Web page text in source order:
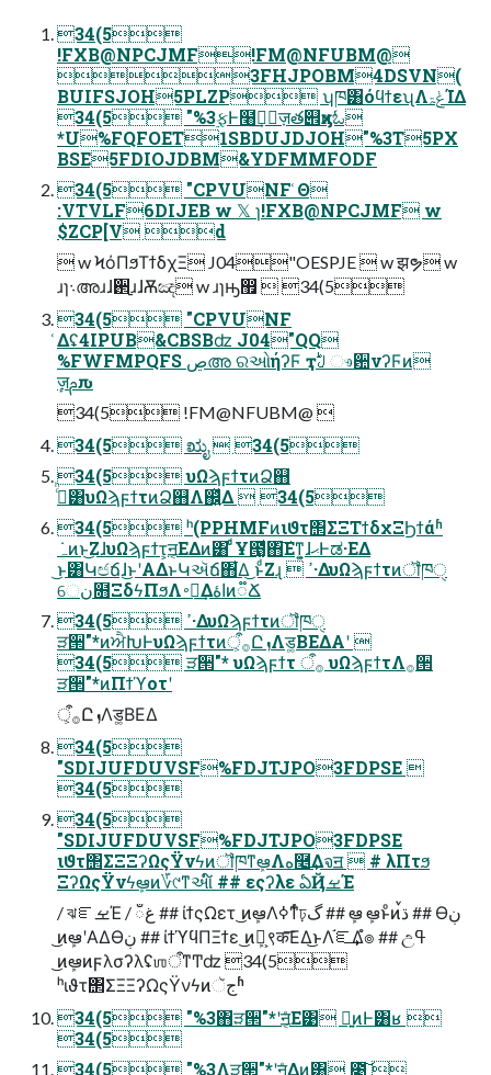
34(5
!FXB@NPCJMF!FM@NFUBM@
3FHJPOBM4DSVN(
BUIFSJOH5PLZP ʮཁ͸όϥϯεʯΛݟۃΊΔ
34(5 "%3࣮ફͰ໨ࢦٕ͢ज़త୎ӽͷಓ
*U%FQFOET1SBDUJDJOH"%3T5PX
BSE5FDIOJDBM&YDFMMFODF
34(5 "CPVUNF ͑Θ
:VTVLF6DIJEB w 𝕏 ɿ!FXB@NPCJMF w
$ZCP[V d
 w ϞόΠϧΤϯδχΞ J04"OESPJE  w झຯ w
ɹɿ܈അɹɺ઒࡚ɹɺѪඤ w ɹɿԣ඿  34(5
34(5 "CPVUNF
͑Δʢ4IPUB&CBSBʣ J04"QQ
%FWFMPQFS ڝഅ ରઓήʔϜ ҭࣇ ෳ਺νʔϜͷ
ٕज़ࢧԉ
34(5 !FM@NFUBM@ 
34(5 ಋೖ  34(5
34(5 υΩϡϝϯτͷՁ஋
ࢲͨͪ͸υΩϡϝϯτͷՁ஋Λ஌͍ͬͯΔ  34(5
34(5 ʰ(PPHMFͷιϑτ΢ΣΞΤϯδχΞϦϯάʱ
͜ͱ͸Կඦճɺ͜ͱʹΑΔͱԿઍճ΋͋Δ͜ ͱͩΖ͏ɻ  ߴ·ΔυΩϡϝϯτͷॏཁੑ
େن໛ΞδϟΠϧΛ࠾༻͢Δاۀͷ૿Ճ
34(5 ߴ·ΔυΩϡϝϯτͷॏཁੑ
ੜ੒"*ͷਐԽͰυΩϡϝϯτͷ࡞ऀ͕ԸܙΛड͚ΒΕΔΑ͏ʹ 
34(5 ੜ੒"* υΩϡϝϯτ ࡞ऀ υΩϡϝϯτΛ࡞੒
ੜ੒"*ͷΠϯϓοτʹ
࡞ऀ͕ԸܙΛड͚ΒΕΔ
34(5
"SDIJUFDUVSF%FDJTJPO3FDPSE 
34(5
34(5
"SDIJUFDUVSF%FDJTJPO3FDPSE
ιϑτ΢ΣΞΞʔΩςΫνϟͷॏཁͳܾఆΛه࿥͢Δจॻ  # λΠτϧ
ΞʔΩςΫνϟܾఆͷ؆୯ͳઆ໌ ## εςʔλε ఏҊࡁΈ
/ ঝೝࡁΈ / ഁغ ## ίϯςΩετ ͜ͷܾఆΛߦͳͬͨঢ়گ ## ܾఆ ܾఆͱͦͷࠜڌ ## Өڹ
͜ͷܾఆʹΑΔӨڹ ## ίϯϓϥΠΞϯε ͜ͷܾఆ͕९क͞ΕΔ͜ͱΛ֬ೝ͢Δํ๏ ## උߟ
͜ͷܾఆͷϝλσʔλʢஶऀͳͲʣ 34(5
ʰιϑτ΢ΣΞΞʔΩςΫνϟͷجૅʱ
34(5 "%3΋ੜ੒"*ʹॻ͔ͤΕ͹ ྑ͍ͷͰ͸ʁ 
34(5
34(5 "%3Λੜ੒"*ʹॻ͔ͤΔͷ͸ ೉͍͠ 